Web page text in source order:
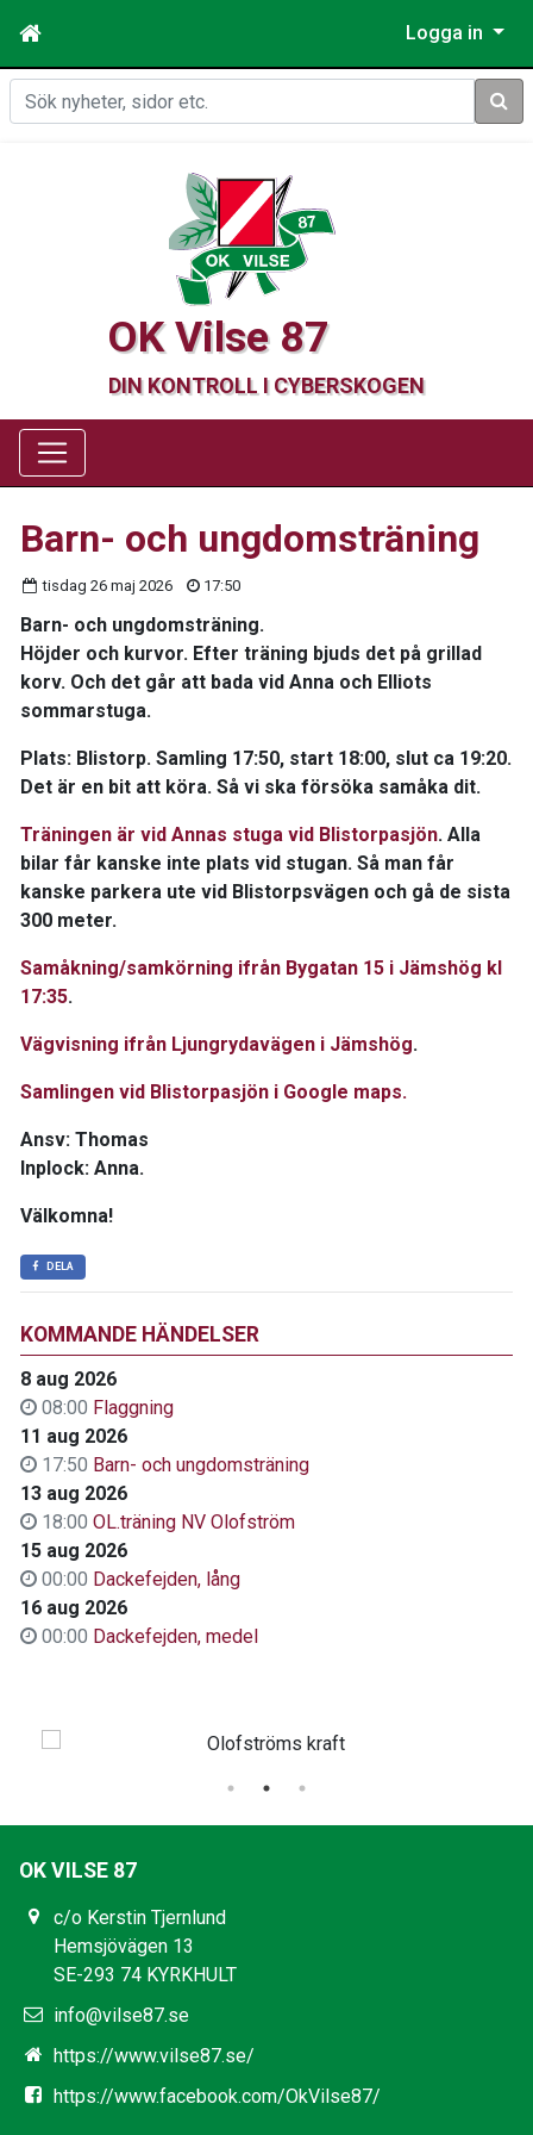
Logga in
Sök
OK Vilse 87
DIN KONTROLL I CYBERSKOGEN
KOMMANDE HÄNDELSER
8 aug 2026
08:00 Flaggning
11 aug 2026
17:50 Barn- och ungdomsträning
13 aug 2026
18:00 OL.träning NV Olofström
15 aug 2026
00:00 Dackefejden, lång
16 aug 2026
00:00 Dackefejden, medel
Barn- och ungdomsträning
tisdag 26 maj 2026 17:50
Barn- och ungdomsträning.
Höjder och kurvor. Efter träning bjuds det på grillad
korv. Och det går att bada vid Anna och Elliots
sommarstuga.
Plats: Blistorp. Samling 17:50, start 18:00, slut ca 19:20.
Det är en bit att köra. Så vi ska försöka samåka dit.
Träningen är vid Annas stuga vid Blistorpasjön. Alla
bilar får kanske inte plats vid stugan. Så man får
kanske parkera ute vid Blistorpsvägen och gå de sista
300 meter.
Samåkning/samkörning ifrån Bygatan 15 i Jämshög kl
17:35.
Vägvisning ifrån Ljungrydavägen i Jämshög.
Samlingen vid Blistorpasjön i Google maps.
Ansv: Thomas
Inplock: Anna.
Välkomna!
DELA
OK VILSE 87
c/o Kerstin Tjernlund
Hemsjövägen 13
SE-293 74 KYRKHULT
info@vilse87.se
https://www.vilse87.se/
https://www.facebook.com/OkVilse87/